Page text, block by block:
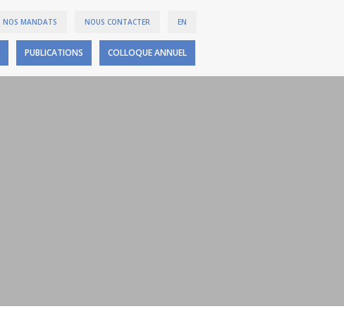
NOS MANDATS NOUS CONTACTER EN
PUBLICATIONS COLLOQUE ANNUEL